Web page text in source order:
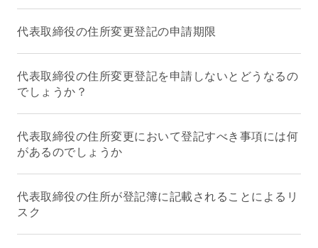
代表取締役の住所変更登記の申請期限
代表取締役の住所変更登記を申請しないとどうなるの
でしょうか？
代表取締役の住所変更において登記すべき事項には何
があるのでしょうか
代表取締役の住所が登記簿に記載されることによるリ
スク